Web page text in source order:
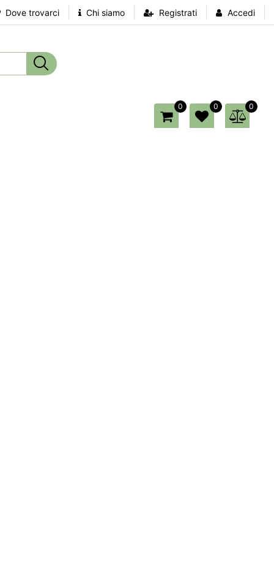
Dove trovarci Chi siamo Registrati Accedi
0 0 0